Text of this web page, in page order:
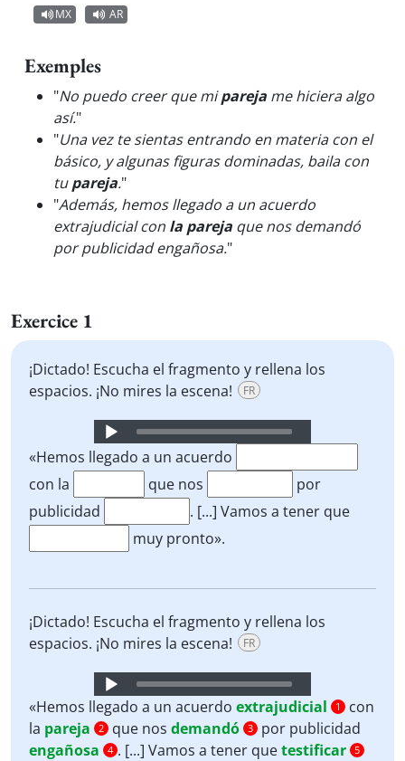
MX
AR
Exemples
"No puedo creer que mipareja me hiciera algo
así."
"Una vez te sientas entrando en materia con el
básico, y algunas figuras dominadas, baila con
tupareja."
"Además, hemos llegado a un acuerdo
extrajudicial con la pareja que nos demandó
por publicidad engañosa."
Exercice 1
¡Dictado! Escucha el fragmento y rellena los
espacios. ¡No mires la escena!
FR
Audio
Player
«Hemos llegado a un acuerdo
con la
que nos
por
publicidad
. [...] Vamos a tener que
muy pronto».
¡Dictado! Escucha el fragmento y rellena los
espacios. ¡No mires la escena!
FR
Audio
Player
«Hemos llegado a un acuerdo extrajudicial 1
con
la pareja 2 que nos demandó 3
por publicidad
engañosa
4 . [...] Vamos a tener quetestificar 5